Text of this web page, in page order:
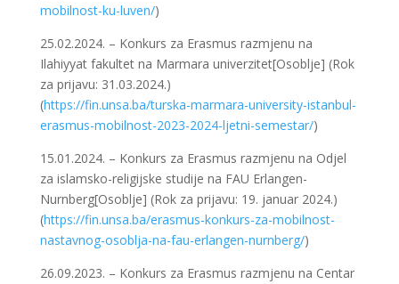
mobilnost-ku-luven/)
25.02.2024. – Konkurs za Erasmus razmjenu na
Ilahiyyat fakultet na Marmara univerzitet[Osoblje] (Rok
za prijavu: 31.03.2024.)
(https://fin.unsa.ba/turska-marmara-university-istanbul-
erasmus-mobilnost-2023-2024-ljetni-semestar/)
15.01.2024. – Konkurs za Erasmus razmjenu na Odjel
za islamsko-religijske studije na FAU Erlangen-
Nurnberg[Osoblje] (Rok za prijavu: 19. januar 2024.)
(https://fin.unsa.ba/erasmus-konkurs-za-mobilnost-
nastavnog-osoblja-na-fau-erlangen-nurnberg/)
26.09.2023. – Konkurs za Erasmus razmjenu na Centar